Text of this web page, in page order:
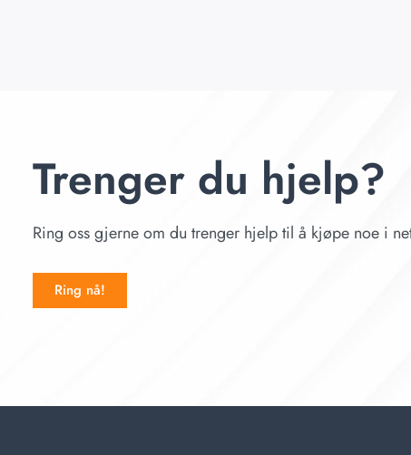
Trenger du hjelp?
Ring oss gjerne om du trenger hjelp til å kjøpe noe i
Ring nå!